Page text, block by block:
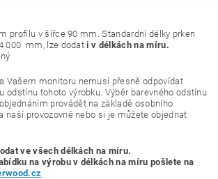
profilu v šířce 90 mm. Standardní délky prken
000 mm, lze dodati v délkách na míru.
Vašem monitoru nemusí přesně odpovídat
odstínu tohoto výrobku. Výběr barevného odstínu
provádět na základě osobního
naší provozovně nebo si je můžete objednat
ve všech délkách na míru.
na výrobu v délkách na míru pošlete na